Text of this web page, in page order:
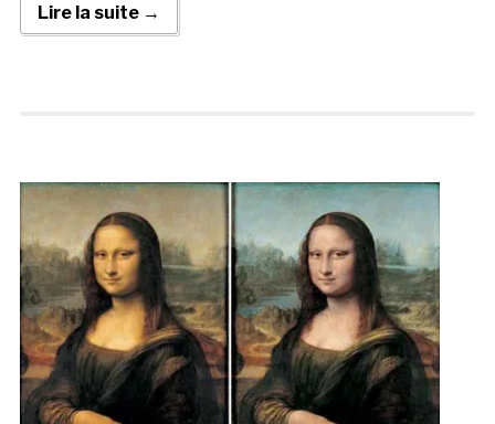
Lire la suite →